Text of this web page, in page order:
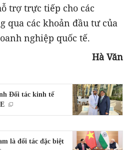
trợ trực tiếp cho các
qua các khoản đầu tư của
nghiệp quốc tế.
Hà Văn
Đối tác kinh tế
là đối tác đặc biệt